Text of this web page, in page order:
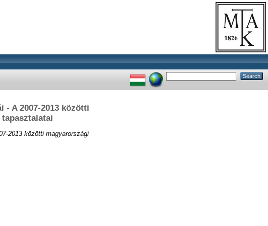
- A 2007-2013 közötti
2013 közötti magyarországi